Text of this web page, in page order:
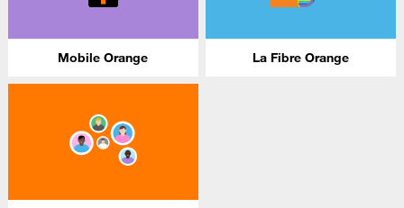
Mobile Orange La Fibre Orange